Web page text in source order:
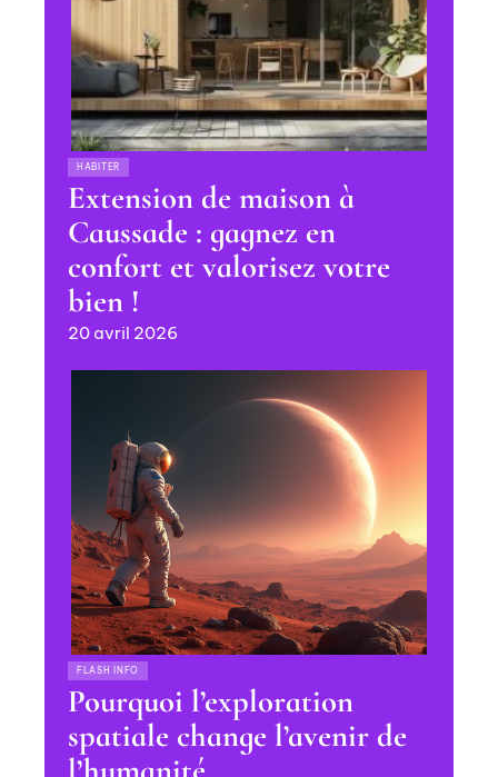
HABITER
Extension de maison à
Caussade : gagnez en
confort et valorisez votre
bien !
20 avril 2026
FLASH INFO
Pourquoi l’exploration
spatiale change l’avenir de